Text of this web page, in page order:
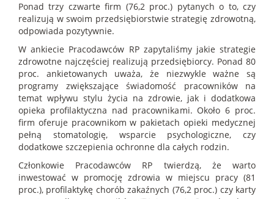
Ponad trzy czwarte firm (76,2 proc.) pytanych o to, czy
realizują w swoim przedsiębiorstwie strategię zdrowotną,
odpowiada pozytywnie.
W ankiecie Pracodawców RP zapytaliśmy jakie strategie
zdrowotne najczęściej realizują przedsiębiorcy. Ponad 80
proc. ankietowanych uważa, że niezwykle ważne są
programy zwiększające świadomość pracowników na
temat wpływu stylu życia na zdrowie, jak i dodatkowa
opieka profilaktyczna nad pracownikami. Około 6 proc.
firm oferuje pracownikom w pakietach opieki medycznej
pełną stomatologię, wsparcie psychologiczne, czy
dodatkowe szczepienia ochronne dla całych rodzin.
Członkowie Pracodawców RP twierdzą, że warto
inwestować w promocję zdrowia w miejscu pracy (81
proc.), profilaktykę chorób zakaźnych (76,2 proc.) czy karty